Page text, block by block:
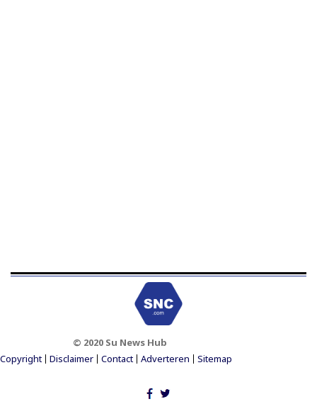
© 2020 Su News Hub
Footer Menu
Copyright Disclaimer Contact Adverteren Sitemap